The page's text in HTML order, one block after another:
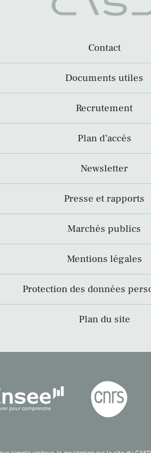
Contact
Documents utiles
Recrutement
Plan d’accès
Newsletter
Presse et rapports
Marchés publics
Mentions légales
Protection des données
Plan du site